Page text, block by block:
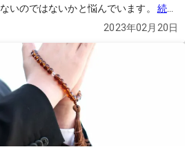
いのではないかと悩んでいます。
続き
2023年02月20日